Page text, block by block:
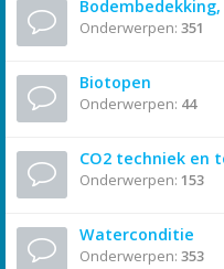
Onderwerpen: 351
Biotopen
Onderwerpen: 44
CO2 techniek en
Onderwerpen: 153
Waterconditie
Onderwerpen: 353